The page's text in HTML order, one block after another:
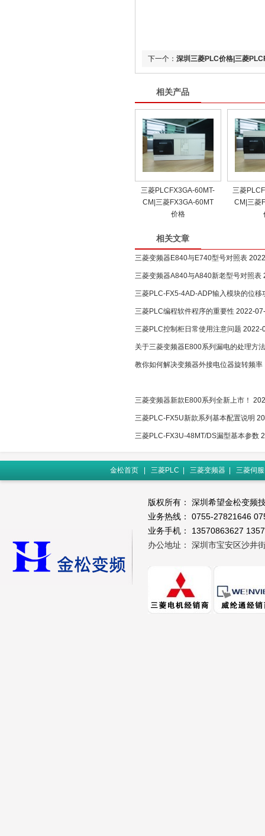
下一个： 深圳三菱PLC价格|三菱
相关产品
三菱PLCFX3GA-60MT-
CM|三菱FX3GA-60MT
价格
三菱
CM|三菱
相关文章
三菱变频器E840与E740型号对照表
三菱变频器A840与A840新老型号对照表
三菱PLC-FX5-4AD-ADP输入模块的位移
三菱PLC编程软件程序的重要性 2022-
三菱PLC控制柜日常使用注意问题 2022-
关于三菱变频器E800系列漏电的处理方法
教你如何解决变频器外接电位器旋转频率
三菱变频器新款E800系列全新上市！
三菱PLC-FX5U新款系列基本配置说明
三菱PLC-FX3U-48MT/DS漏型基本参数
金松首页 三菱PLC 三菱变频器 三菱伺
版权所有： 深圳希望金松变频
业务热线：
0755-27821646
业务手机：
13570863627
办公地址： 深圳市宝安区沙井